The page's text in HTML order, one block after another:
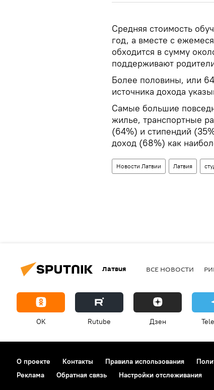
Средняя стоимость
год, а вместе с
обходится в сумму
поддерживают
Более половины, или
источника дохода
Самые большие
жилье, транспортные
(64%) и стипендий
доход (68%) как
Новости Латвии Латвия
Латвия ВСЕ НОВОСТИ
OK Rutube Дзен
О проекте Контакты Правила использования
Реклама
Обратная связь Настройки отслеживания